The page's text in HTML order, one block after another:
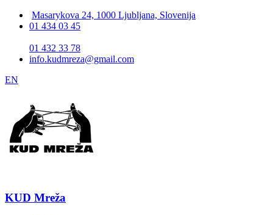
Masarykova 24, 1000 Ljubljana, Slovenija
01 434 03 45
01 432 33 78
info.kudmreza@gmail.com
EN
KUD Mreža